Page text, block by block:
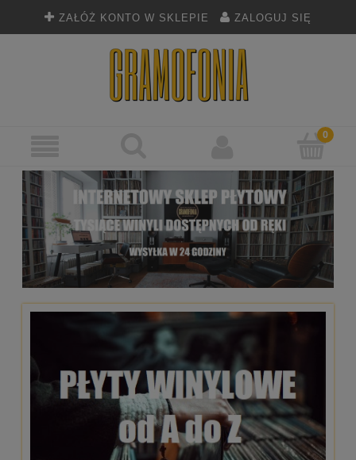
ZAŁÓŻ KONTO W SKLEPIE ZALOGUJ SIĘ